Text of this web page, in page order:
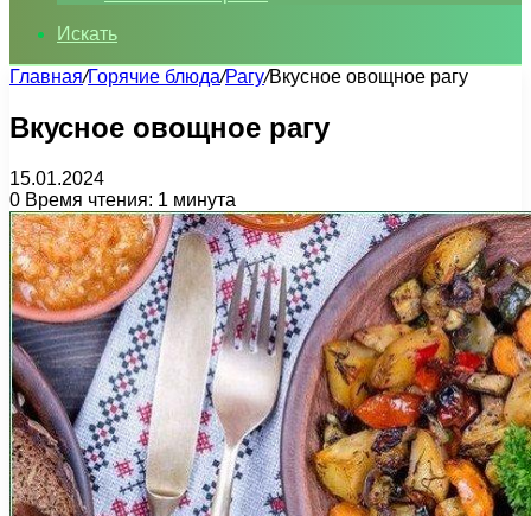
Искать
Главная/Горячие блюда/Рагу/Вкусное овощное рагу
Вкусное овощное рагу
15.01.2024
0 Время чтения: 1 минута